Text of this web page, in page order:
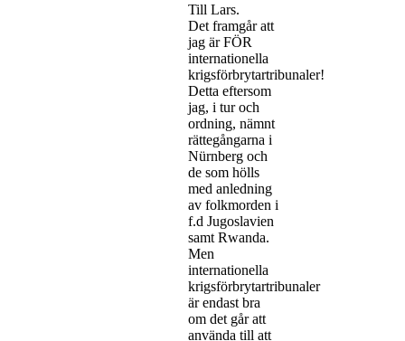
Till Lars.
Det framgår att
jag är FÖR
internationella
krigsförbrytartribunaler!
Detta eftersom
jag, i tur och
ordning, nämnt
rättegångarna i
Nürnberg och
de som hölls
med anledning
av folkmorden i
f.d Jugoslavien
samt Rwanda.
Men
internationella
krigsförbrytartribunaler
är endast bra
om det går att
använda till att